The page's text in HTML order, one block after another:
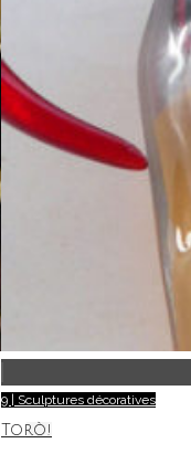
9 | Sculptures décoratives
Torò!